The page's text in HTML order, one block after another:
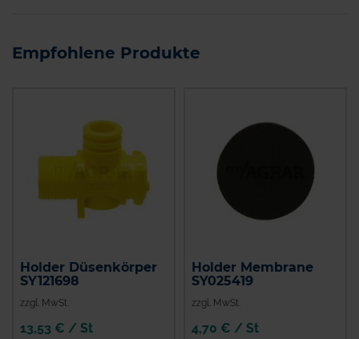
Empfohlene Produkte
Holder Düsenkörper
SY121698
zzgl. MwSt.
13,53 € / St
Holder Membrane
SY025419
zzgl. MwSt.
4,70 € / St